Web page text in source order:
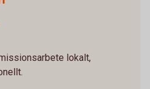
lokalt,